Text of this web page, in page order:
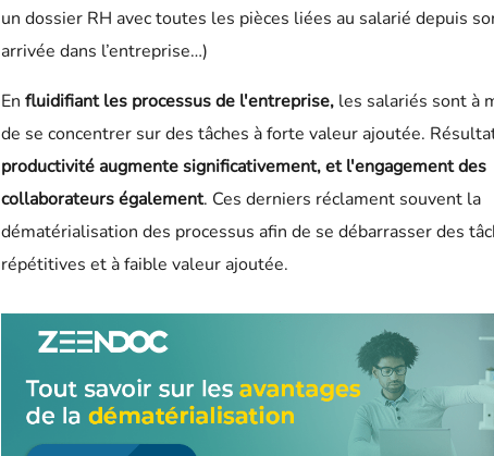
un dossier RH avec toutes les pièces liées au salarié depuis
arrivée dans l’entreprise…)
En fluidifiant les processus de l'entreprise, les salariés sont à
de se concentrer sur des tâches à forte valeur ajoutée.
productivité augmente significativement, et l'engagement des
collaborateurs également. Ces derniers réclament souvent la
dématérialisation des processus afin de se débarrasser des
répétitives et à faible valeur ajoutée.